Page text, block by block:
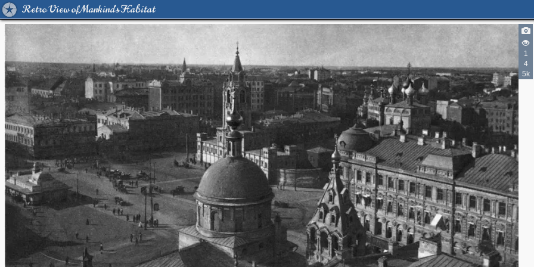
Retro View of Mankind's Habitat
1
4
5k
2
4
2
4